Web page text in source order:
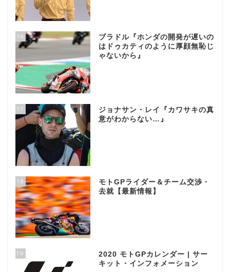
16
ブラドル『ホンダの開発が遅いの
はドゥカティのように厚顔無恥じ
ゃないから』
17
ジョナサン・レイ『カワサキの真
意がわからない…』
18
モトGPライダー＆チーム交渉・
去就【最新情報】
19
2020 モトGPカレンダー | サー
キット・インフォメーション